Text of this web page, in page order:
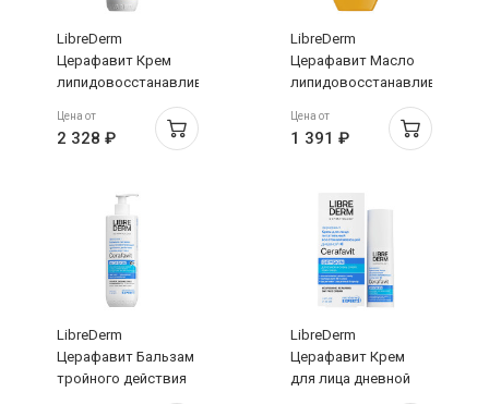
LibreDerm
Церафавит Крем
липидовосстанавливающий
пребиотиком 0+
400мл
Цена от
2 328 ₽
LibreDerm
Церафавит Масло
липидовосстанавливающее
душа с церамидами
и пребиотиком
Цена от
1 391 ₽
LibreDerm
Церафавит Бальзам
тройного действия
LibreDerm
Церафавит Крем
для лица дневной